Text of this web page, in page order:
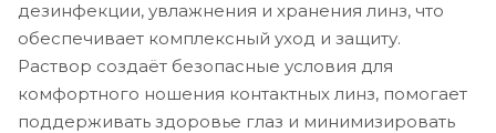
дезинфекции, увлажнения и хранения линз, что
обеспечивает комплексный уход и защиту.
Раствор создаёт безопасные условия для
комфортного ношения контактных линз, помогает
поддерживать здоровье глаз и минимизировать